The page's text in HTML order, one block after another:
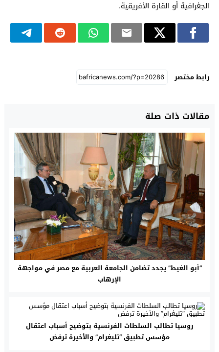
الجغرافية أو القارة الأفريقية.
رابط مختصر
مقالات ذات صلة
“أبو الغيط” يجدد تضامن الجامعة العربية مع مصر في مواجهة
الإرهاب
روسيا تطالب السلطات الفرنسية بتوضيح أسباب اعتقال
مؤسس تطبيق “تليغرام” والأخيرة ترفض